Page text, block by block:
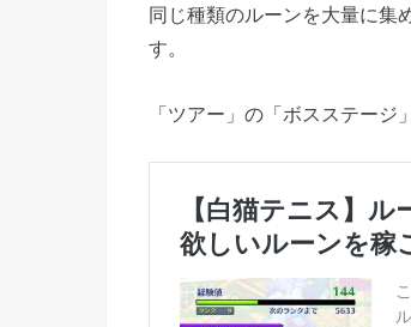
同じ種類のルーンを大量に集
す。
「ツアー」の「ボスステージ